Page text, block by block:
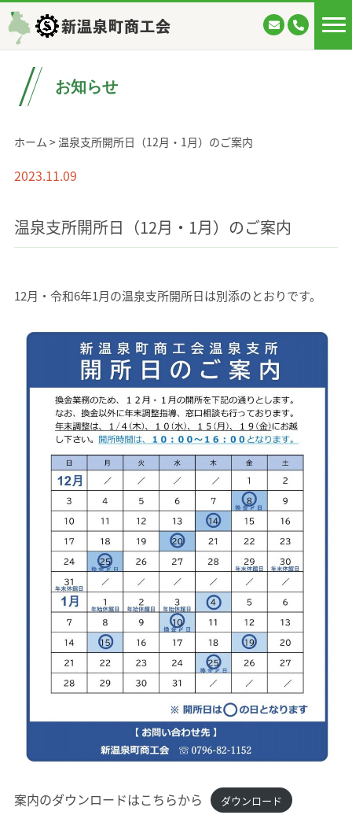
新温泉町商工会
お知らせ
ホーム >温泉支所開所日（12月・1月）のご案内
2023.11.09
温泉支所開所日（12月・1月）のご案内
12月・令和6年1月の温泉支所開所日は別添のとおりです。
案内のダウンロードはこちらから ダウンロード